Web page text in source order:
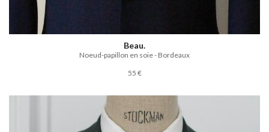
Beau.
Noeud-papillon en soie - Bordeaux
55 €